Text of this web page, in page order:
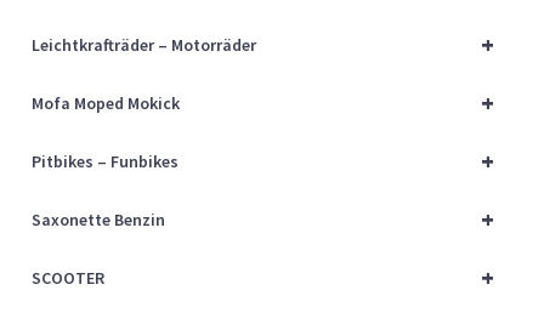
+
Leichtkrafträder – Motorräder
+
Mofa Moped Mokick
+
Pitbikes – Funbikes
+
Saxonette Benzin
+
SCOOTER